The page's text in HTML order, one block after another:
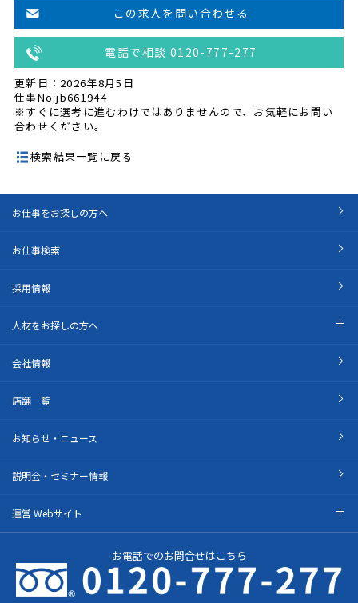
この求人を問い合わせる
電話で相談 0120-777-277
更新日：2026年8月5日
仕事No.jb661944
※すぐに選考に進むわけではありませんので、お気軽にお問い
合わせください。
検索結果一覧に戻る
お仕事をお探しの方へ
お仕事検索
採用情報
人材をお探しの方へ
会社情報
店舗一覧
お知らせ・ニュース
説明会・セミナー情報
運営 Webサイト
お電話でのお問合せはこちら